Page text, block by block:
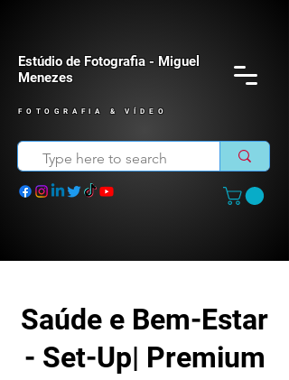
Estúdio de Fotografia - Miguel
Menezes
FOTOGRAFIA & VÍDEO
Saúde e Bem-Estar
- Set-Up| Premium